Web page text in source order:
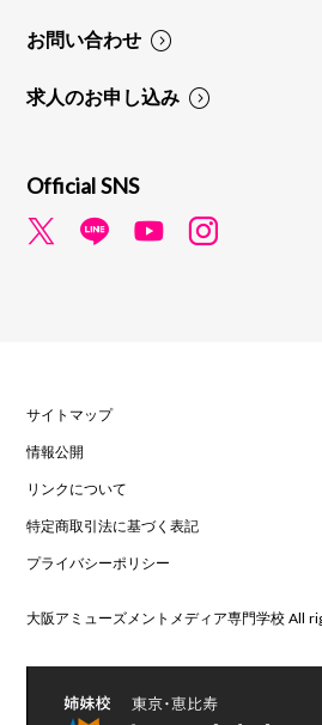
お問い合わせ
求人のお申し込み
Official SNS
サイトマップ
情報公開
リンクについて
特定商取引法に基づく表記
プライバシーポリシー
大阪アミューズメントメディア専門学校 All